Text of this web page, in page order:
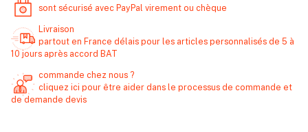
sont sécurisé avec PayPal virement ou chèque
Livraison
partout en France délais pour les articles personnalisés de 5 à
10 jours après accord BAT
commande chez nous ?
cliquez ici pour être aider dans le processus de commande et
de demande devis